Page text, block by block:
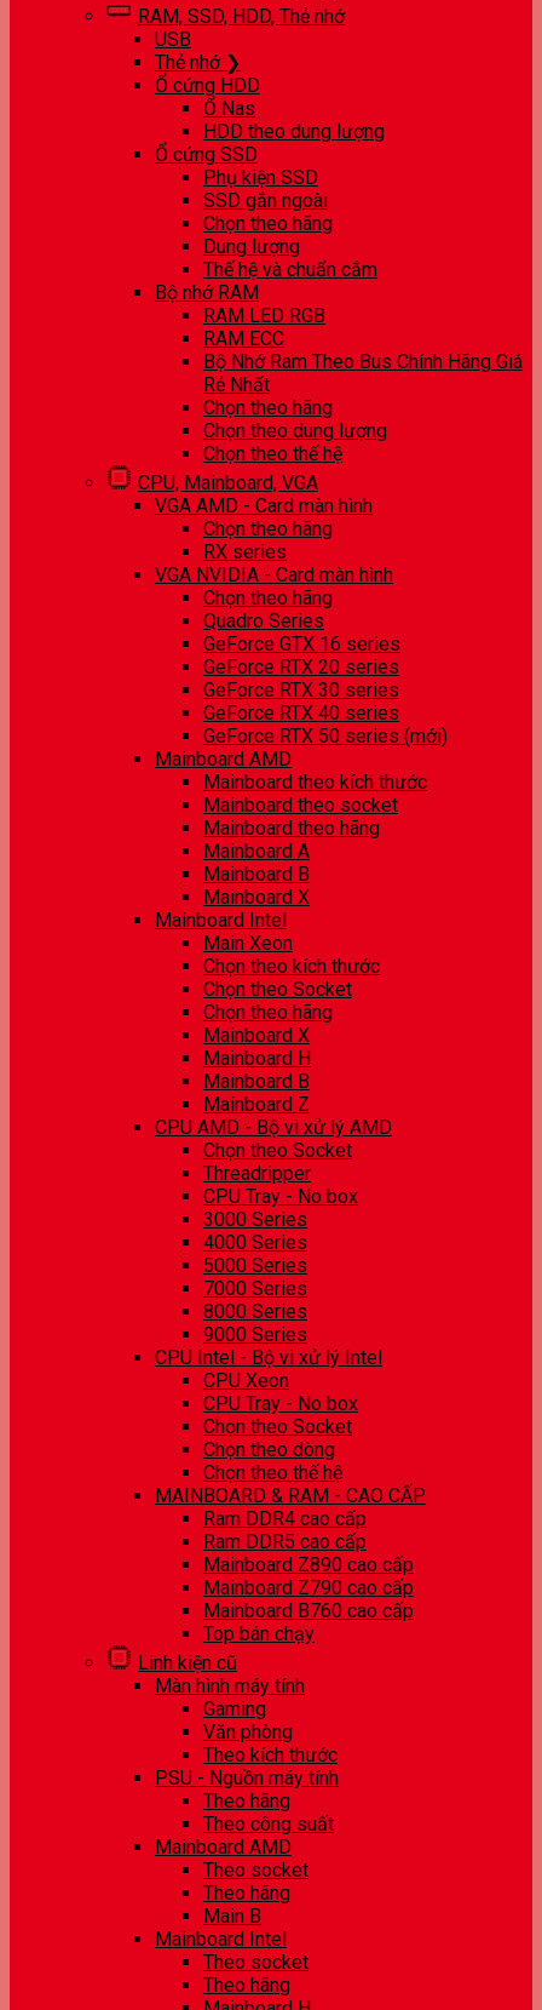
RAM, SSD, HDD, Thẻ nhớ
USB
Thẻ nhớ ❯
Ổ cứng HDD
Ổ Nas
HDD theo dung lượng
Ổ cứng SSD
Phụ kiện SSD
SSD gắn ngoài
Chọn theo hãng
Dung lượng
Thế hệ và chuẩn cắm
Bộ nhớ RAM
RAM LED RGB
RAM ECC
Bộ Nhớ Ram Theo Bus Chính Hãng Giá
Rẻ Nhất
Chọn theo hãng
Chọn theo dung lượng
Chọn theo thế hệ
CPU, Mainboard, VGA
VGA AMD - Card màn hình
Chọn theo hãng
RX series
VGA NVIDIA - Card màn hình
Chọn theo hãng
Quadro Series
GeForce GTX 16 series
GeForce RTX 20 series
GeForce RTX 30 series
GeForce RTX 40 series
GeForce RTX 50 series (mới)
Mainboard AMD
Mainboard theo kích thước
Mainboard theo socket
Mainboard theo hãng
Mainboard A
Mainboard B
Mainboard X
Mainboard Intel
Main Xeon
Chọn theo kích thước
Chọn theo Socket
Chọn theo hãng
Mainboard X
Mainboard H
Mainboard B
Mainboard Z
CPU AMD - Bộ vi xử lý AMD
Chọn theo Socket
Threadripper
CPU Tray - No box
3000 Series
4000 Series
5000 Series
7000 Series
8000 Series
9000 Series
CPU Intel - Bộ vi xử lý Intel
CPU Xeon
CPU Tray - No box
Chọn theo Socket
Chọn theo dòng
Chọn theo thế hệ
MAINBOARD & RAM - CAO CẤP
Ram DDR4 cao cấp
Ram DDR5 cao cấp
Mainboard Z890 cao cấp
Mainboard Z790 cao cấp
Mainboard B760 cao cấp
Top bán chạy
Linh kiện cũ
Màn hình máy tính
Gaming
Văn phòng
Theo kích thước
PSU - Nguồn máy tính
Theo hãng
Theo công suất
Mainboard AMD
Theo socket
Theo hãng
Main B
Mainboard Intel
Theo socket
Theo hãng